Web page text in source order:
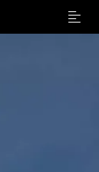
Menu